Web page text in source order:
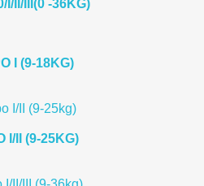
I/II/III(0 -36KG)
I (9-18KG)
I/II (9-25KG)